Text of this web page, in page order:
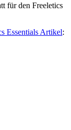
für den Freeletics
Essentials Artikel: